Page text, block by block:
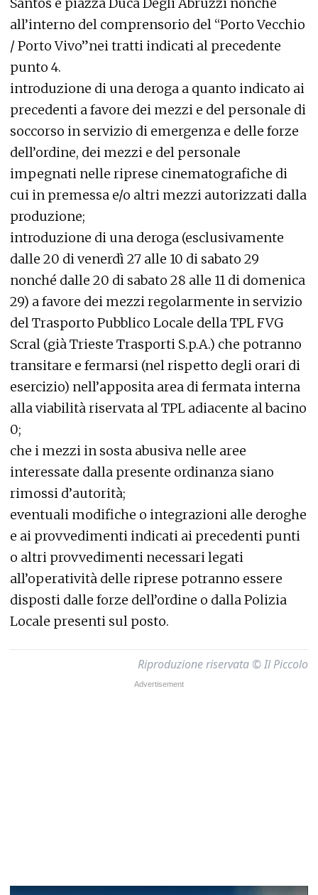
all’interno del comprensorio del “Porto Vecchio
/ Porto Vivo”nei tratti indicati al precedente
punto 4.
introduzione di una deroga a quanto indicato ai
precedenti a favore dei mezzi e del personale di
soccorso in servizio di emergenza e delle forze
dell’ordine, dei mezzi e del personale
impegnati nelle riprese cinematografiche di
cui in premessa e/o altri mezzi autorizzati dalla
produzione;
introduzione di una deroga (esclusivamente
dalle 20 di venerdì 27 alle 10 di sabato 29
nonché dalle 20 di sabato 28 alle 11 di domenica
29) a favore dei mezzi regolarmente in servizio
del Trasporto Pubblico Locale della TPL FVG
Scral (già Trieste Trasporti S.p.A.) che potranno
transitare e fermarsi (nel rispetto degli orari di
esercizio) nell’apposita area di fermata interna
alla viabilità riservata al TPL adiacente al bacino
0;
che i mezzi in sosta abusiva nelle aree
interessate dalla presente ordinanza siano
rimossi d’autorità;
eventuali modifiche o integrazioni alle deroghe
e ai provvedimenti indicati ai precedenti punti
o altri provvedimenti necessari legati
all’operatività delle riprese potranno essere
disposti dalle forze dell’ordine o dalla Polizia
Locale presenti sul posto.
Riproduzione riservata © Il Piccolo